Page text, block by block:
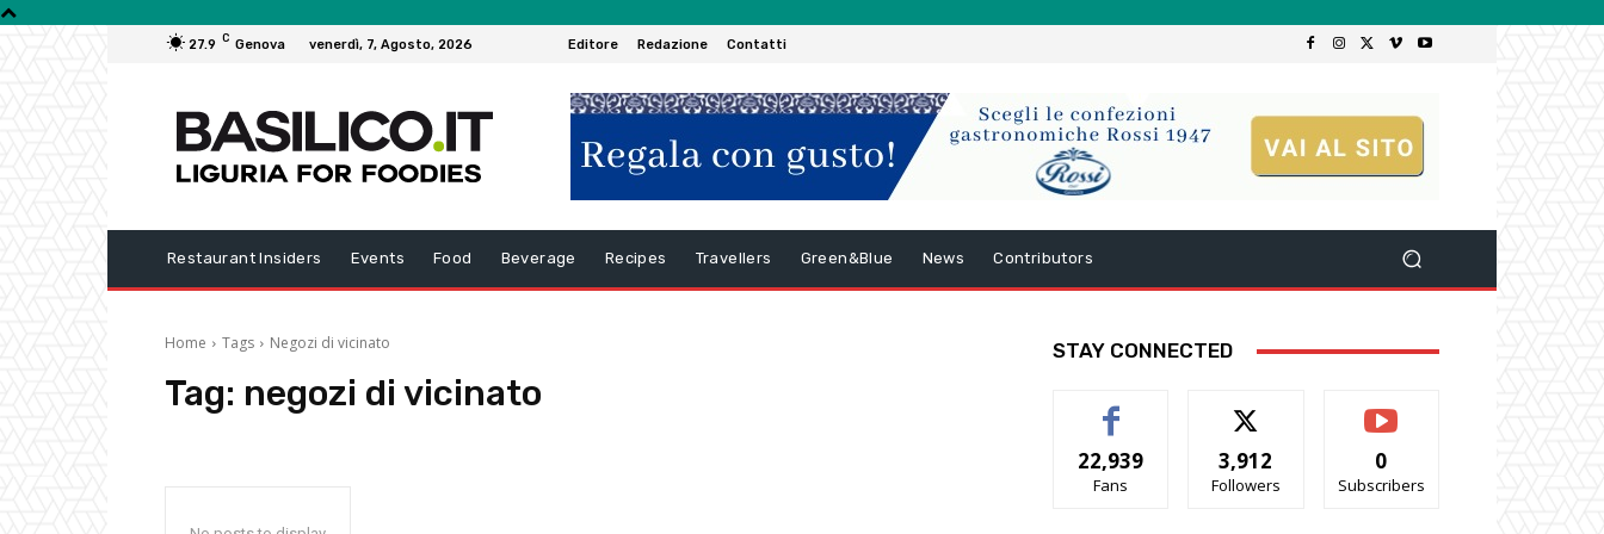
27.9 C Genova venerdì, 7, Agosto, 2026 Editore Redazione Contatti
Restaurant Insiders Events Food Beverage Recipes Travellers Green&Blue News Contributors
Home Tags Negozi di vicinato
Tag: negozi di vicinato
STAY CONNECTED
22,939
Fans
3,912
Followers
0
Subscribers